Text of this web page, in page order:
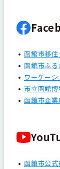
函館市移
函館市ふ
ワーケー
市立函館
函館市企業
函館市公